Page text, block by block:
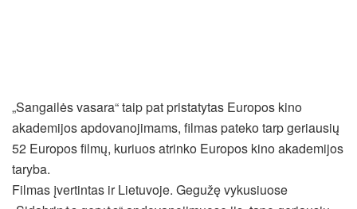
„Sangailės vasara“ taip pat pristatytas Europos kino
akademijos apdovanojimams, filmas pateko tarp geriausių
52 Europos filmų, kuriuos atrinko Europos kino akademijos
taryba.
Filmas įvertintas ir Lietuvoje. Gegužę vykusiuose